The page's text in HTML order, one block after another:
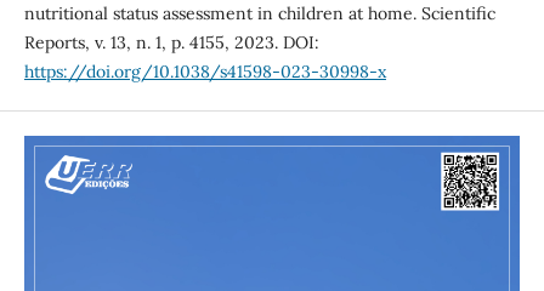
nutritional status assessment in children at home. Scientific
Reports, v. 13, n. 1, p. 4155, 2023. DOI:
https://doi.org/10.1038/s41598-023-30998-x